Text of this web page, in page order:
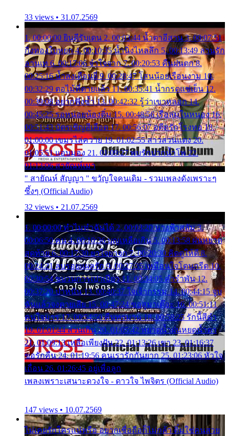
33 views • 31.07.2569
1. 00:00:00 ยินดีรับเดน 2. 00:03:44 น้ำตาอีสาน 3. 00:07:51
กิ่งทองใบหยก 4. 00:10:35 น้ำนิ่งไหลลึก 5. 00:13:49 ลานรัก
ลานเท 6. 00:17:06 จำใจจาก 7. 00:20:53 คืนฝนตก 8.
00:25:16 น้ำลงเดือนยี่ 9. 00:28:47 โสนน้อยเรือนงาม 10.
00:32:29 ตอไม้ที่ตายแล้ว 11. 00:35:41 น้ำกรดแช่เย็น 12.
00:39:08 อยากฟังซ้ำ 13. 00:42:32 รู้ว่าเขาหลอก 14.
00:45:25 รอหน่อยน้องติ๋ม 15. 00:48:56 เรือล่มในหนอง 16.
00:51:43 บัตรเชิญสีเลือด 17. 00:56:07 อดีตรักโรงทอ 18.
01:00:00 เขมรไล่ควาย 19. 01:02:55 สาวสวนแตง 20.
01:05:51 แอบมอง 21. 01:09:27 พบรักปากน้ำโพ 22.
01:13:06 สายัณห์เมา
" สายัณห์ สัญญา " ขวัญใจคนเดิม - รวมเพลงดังเพราะๆ
ซึ้งๆ (Official Audio)
32 views • 21.07.2569
1. 00:00:00 ทำไมทำฉันได้ 2. 00:03:20 นางฟ้าสลัม 3.
00:06:50 คน 4. 00:10:36 บุญเหลือเกิน 5. 00:13:58 ฝนหยาด
สุดท้าย 6. 00:17:30 ยาใจยาจก 7. 00:20:30 คิดดูให้ดี 8.
00:24:21 ลบรอยแผลรัก 9. 00:27:35 เหมือนใจโดนกรีด 10.
00:30:54 ขบวนการเปาเปียว 11. 00:34:05 คำรำพัน 12.
00:37:20 ปาหนัน 13. 00:40:37 ใจเจ้ากรรม 14. 00:44:15 จูบ
ฉันแล้วจงตายเสีย 15. 00:47:24 ขอสูมาเต๊อะ 16. 00:51:11
คนใจมาร 17. 00:54:50 คืนทรมาน 18. 00:58:25 รักนี้สีดำ
19. 01:01:44 ส่วนเกิน 20. 01:05:42 หยาดน้ำฝนหยดน้ำตา
21. 01:09:13 เหลือเพียงฝัน 22. 01:13:26 เขา 23. 01:16:37
ขอรักคืน 24. 01:19:56 คนเรารักกันยาก 25. 01:23:06 หัวใจ
เถื่อน 26. 01:26:45 อยู่เพื่อลูก
เพลงเพราะเสนาะดวงใจ - ดาวใจ ไพจิตร (Official Audio)
147 views • 10.07.2569
ไม่เคยรักใครแน่หรือ อยากเชื่อถือก็ไม่กล้า ติ๋มใช่คนสวย